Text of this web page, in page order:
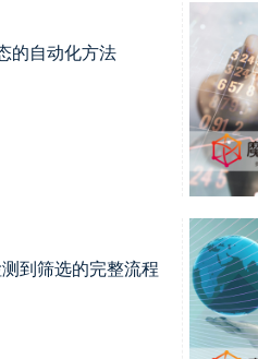
的自动化方法
到筛选的完整流程